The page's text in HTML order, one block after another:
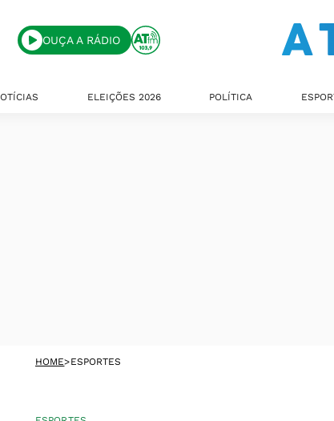
OUÇA A RÁDIO
ELEIÇÕES 2026 POLÍTICA
HOME>ESPORTES